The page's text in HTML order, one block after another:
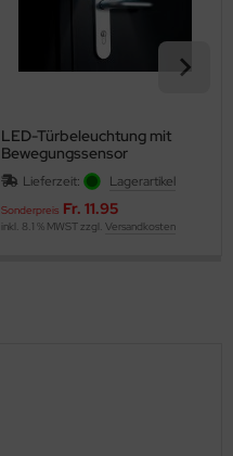
LED-Türbeleuchtung mit
Bewegungssensor
Lieferzeit: Lagerartikel
Sonderpreis Fr. 11.95
inkl. 8.1 % MWST zzgl. Versandkosten